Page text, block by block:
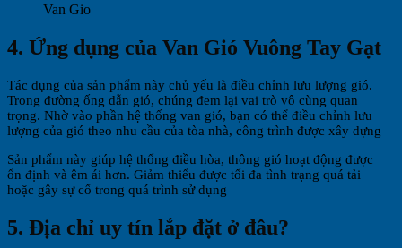
Van Gio
4. Ứng dụng của Van Gió Vuông Tay Gạt
Tác dụng của sản phẩm này chủ yếu là điều chỉnh lưu lượng gió.
Trong đường ống dẫn gió, chúng đem lại vai trò vô cùng quan
trọng. Nhờ vào phần hệ thống van gió, bạn có thể điều chỉnh lưu
lượng của gió theo nhu cầu của tòa nhà, công trình được xây dựng
Sản phẩm này giúp hệ thống điều hòa, thông gió hoạt động được
ổn định và êm ái hơn. Giảm thiểu được tối đa tình trạng quá tải
hoặc gây sự cố trong quá trình sử dụng
5. Địa chỉ uy tín lắp đặt ở đâu?